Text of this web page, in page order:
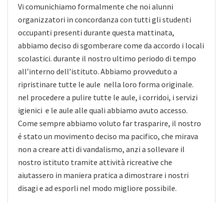
Vi comunichiamo formalmente che noi alunni
organizzatori in concordanza con tutti gli studenti
occupanti presenti durante questa mattinata,
abbiamo deciso di sgomberare come da accordo i locali
scolastici. durante il nostro ultimo periodo di tempo
all’interno dell’istituto. Abbiamo provveduto a
ripristinare tutte le aule nella loro forma originale.
nel procedere a pulire tutte le aule, i corridoi, i servizi
igienici e le aule alle quali abbiamo avuto accesso.
Come sempre abbiamo voluto far trasparire, il nostro
é stato un movimento deciso ma pacifico, che mirava
non a creare atti di vandalismo, anzi a sollevare il
nostro istituto tramite attività ricreative che
aiutassero in maniera pratica a dimostrare i nostri
disagi e ad esporli nel modo migliore possibile.